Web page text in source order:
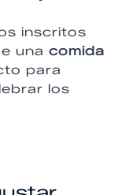
inscritos
una comida
para
los